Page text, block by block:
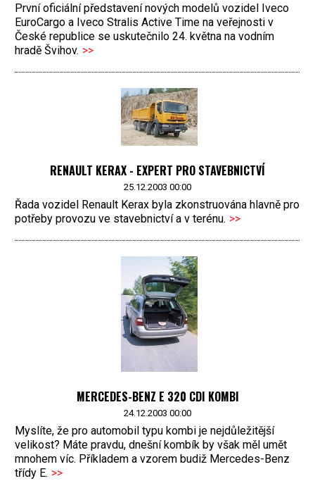
První oficiální představení nových modelů vozidel Iveco
EuroCargo a Iveco Stralis Active Time na veřejnosti v
České republice se uskutečnilo 24. května na vodním
hradě Švihov. >>
RENAULT KERAX - EXPERT PRO STAVEBNICTVÍ
25.12.2003 00:00
Řada vozidel Renault Kerax byla zkonstruována hlavně pro
potřeby provozu ve stavebnictví a v terénu. >>
MERCEDES-BENZ E 320 CDI KOMBI
24.12.2003 00:00
Myslíte, že pro automobil typu kombi je nejdůležitější
velikost? Máte pravdu, dnešní kombík by však měl umět
mnohem víc. Příkladem a vzorem budiž Mercedes-Benz
třídy E. >>